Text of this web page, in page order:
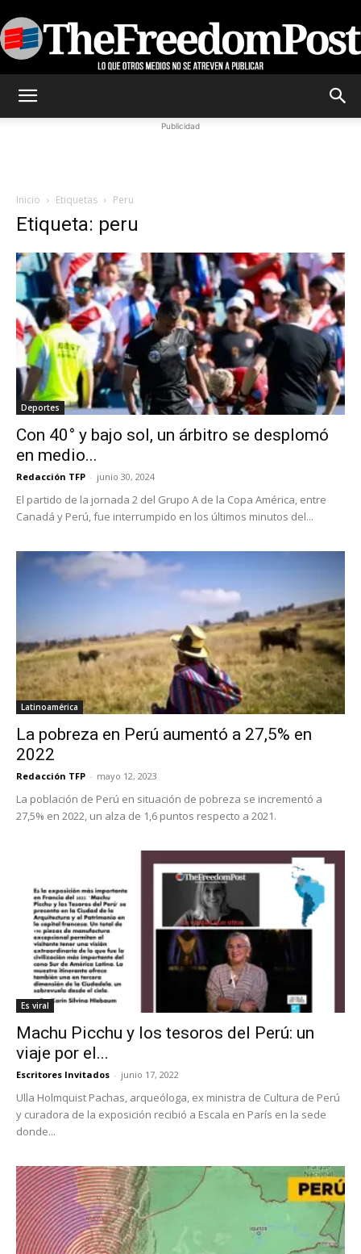
Publicidad
Inicio Etiquetas Peru
Etiqueta: peru
Deportes
Con 40° y bajo sol, un árbitro se desplomó
en medio...
Redacción TFP - junio 30, 2024
El partido de la jornada 2 del Grupo A de la Copa América, entre
Canadá y Perú, fue interrumpido en los últimos minutos del...
Latinoamérica
La pobreza en Perú aumentó a 27,5% en
2022
Redacción TFP - mayo 12, 2023
La población de Perú en situación de pobreza se incrementó a
27,5% en 2022, un alza de 1,6 puntos respecto a 2021.
Es viral
Machu Picchu y los tesoros del Perú: un
viaje por el...
Escritores Invitados - junio 17, 2022
Ulla Holmquist Pachas, arqueóloga, ex ministra de Cultura de Perú
y curadora de la exposición recibió a Escala en París en la sede
donde...